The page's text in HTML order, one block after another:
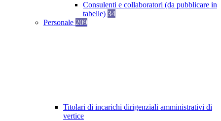
Consulenti e collaboratori (da pubblicare in
tabelle) 34
Personale 209
Titolari di incarichi dirigenziali amministrativi di
vertice